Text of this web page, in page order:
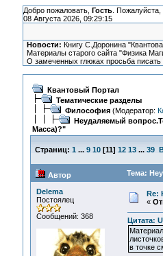
Добро пожаловать, Гость. Пожалуйста,
08 Августа 2026, 09:29:15
Новости: Книгу С.Доронина
Материалы старого сайта "Физика
О замеченных глюках просьба
Квантовый Портал
Тематические разделы
Философия(Модератор:
Неудаляемый
Масса)?"
Страниц: 1 ... 9 10[11] 12 13 ... 39
Автор Тема:
Delema
Постоялец
Сообщений: 368
Re:
«
Цитата:
в точке